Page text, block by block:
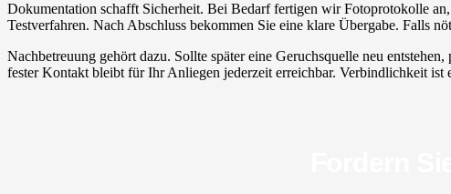
Dokumentation schafft Sicherheit. Bei Bedarf fertigen wir Fotoprotokolle
Testverfahren. Nach Abschluss bekommen Sie eine klare Übergabe. Falls
Nachbetreuung gehört dazu. Sollte später eine Geruchsquelle neu
fester Kontakt bleibt für Ihr Anliegen jederzeit erreichbar. Verbindlichkeit